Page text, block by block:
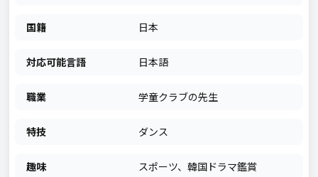
国籍 日本
対応可能言語 日本語
職業 学童クラブの先生
特技 ダンス
趣味 スポーツ、韓国ドラマ鑑賞